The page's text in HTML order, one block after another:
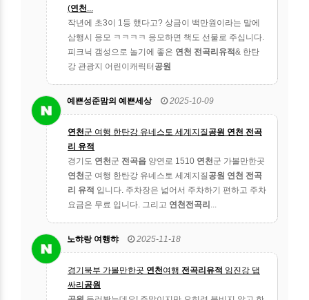
(연천...
작년에 초3이 1등 했다고? 상금이 백만원이라는 말에
삼행시 응모 ㅋㅋㅋㅋ 응모하면 책도 선물로 주십니다.
피크닉 갬성으로 놀기에 좋은 연천 전곡리유적& 한탄
강 관광지 어린이캐릭터 공원
예쁜성준맘의 예쁜세상 2025-10-09
연천군 여행 한탄강 유네스토 세계지질 공원 연천 전곡
리 유적
경기도 연천군 전곡읍 양연로 1510 연천군 가볼만한곳
연천군 여행 한탄강 유네스토 세계지질 공원 연천 전곡
리 유적 입니다. 주차장은 넓어서 주차하기 편하고 주차
요금은 무료 입니다. 그리고 연천전곡리 ...
노햐랑 여행햐 2025-11-18
경기북부 가볼만한곳 연천여행 전곡리유적 임진강 댑
싸리 공원